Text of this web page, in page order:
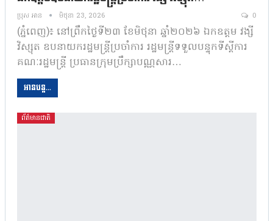
ប្រុស អាន មិថុនា 23, 2026 0
(ភ្នំពេញ)៖ នៅព្រឹកថ្ងៃទី២៣ ខែមិថុនា ឆ្នាំ២០២៦ ឯកឧត្តម វង្សី
វិស្សុត ឧបនាយករដ្ឋមន្រ្តីប្រចាំការ រដ្ឋមន្ត្រីទទួលបន្ទុកទីស្តីការ
គណៈរដ្ឋមន្ត្រី ប្រធានក្រុមប្រឹក្សាបណ្ណសារ…
អានបន្ត...
ព័ត៌មានជាតិ